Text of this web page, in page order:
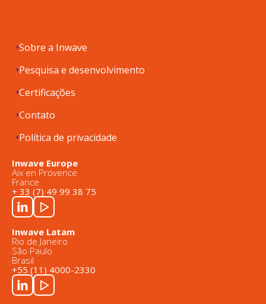
Sobre a Inwave
Pesquisa e desenvolvimento
Certificações
Contato
Política de privacidade
Inwave Europe
Aix en Provence
France
+ 33 (7) 49 99 38 75
Inwave Latam
Rio de Janeiro
São Paulo
Brasil
+55 (11) 4000-2330